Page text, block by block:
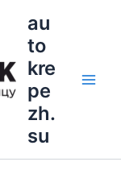
au
to
kre
pe
zh.
su